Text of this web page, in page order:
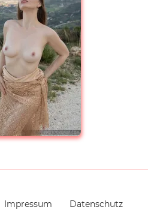
Impressum Datenschutz